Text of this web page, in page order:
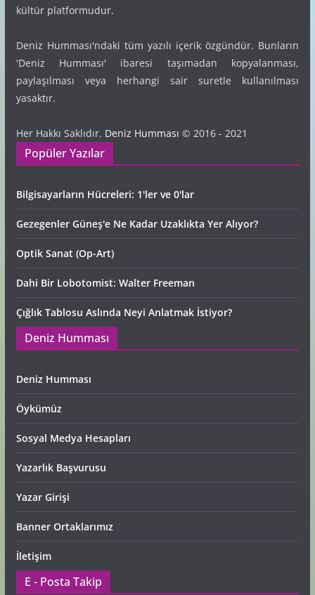
kültür platformudur.
Deniz Humması'ndaki tüm yazılı içerik özgündür. Bunların
'Deniz Humması' ibaresi taşımadan kopyalanması,
paylaşılması veya herhangi sair suretle kullanılması
yasaktır.
Her Hakkı Saklıdır. Deniz Humması © 2016 - 2021
Popüler Yazılar
Bilgisayarların Hücreleri: 1'ler ve 0'lar
Gezegenler Güneş'e Ne Kadar Uzaklıkta Yer Alıyor?
Optik Sanat (Op-Art)
Dahi Bir Lobotomist: Walter Freeman
Çığlık Tablosu Aslında Neyi Anlatmak İstiyor?
Deniz Humması
Deniz Humması
Öykümüz
Sosyal Medya Hesapları
Yazarlık Başvurusu
Yazar Girişi
Banner Ortaklarımız
İletişim
E - Posta Takip